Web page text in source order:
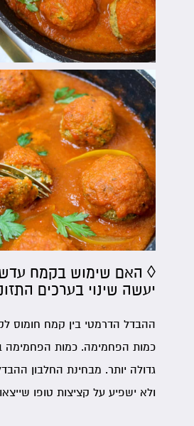
◊ האם שימוש בקמח
יעשה שינוי בערכים
ההבדל הדרמטי בין קמח חומוס
כמות הפחמימה. כמות הפחמימה
גדולה יותר. מבחינת החלבון
ולא ישפיע על קציצות טופו